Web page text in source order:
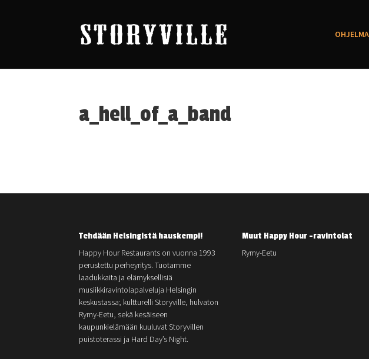
OHJELMA
a_hell_of_a_band
Tehdään Helsingistä hauskempi!
Happy Hour Restaurants on vuonna 1993
perustettu perheyritys. Tuotamme
laadukkaita ja elämyksellisiä
musiikkiravintolapalveluja Helsingin
keskustassa; kultturelli Storyville, hulvaton
Rymy-Eetu, sekä kesäiseen
kaupunkielämään kuuluvat Storyvillen
puistoterassi ja Hard Day’s Night.
Muut Happy Hour -ravintolat
Rymy-Eetu